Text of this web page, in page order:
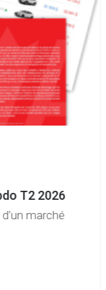
T2 2026
marché